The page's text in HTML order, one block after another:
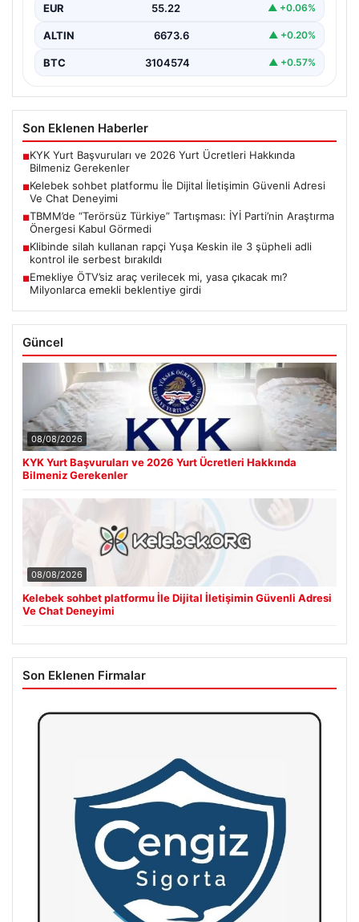
EUR 55.22 ▲ +0.06%
ALTIN 6673.6 ▲ +0.20%
BTC 3104574 ▲ +0.57%
Son Eklenen Haberler
■KYK Yurt Başvuruları ve 2026 Yurt Ücretleri Hakkında
Bilmeniz Gerekenler
■Kelebek sohbet platformu İle Dijital İletişimin Güvenli Adresi
Ve Chat Deneyimi
■TBMM’de “Terörsüz Türkiye” Tartışması: İYİ Parti’nin Araştırma
Önergesi Kabul Görmedi
■Klibinde silah kullanan rapçi Yuşa Keskin ile 3 şüpheli adli
kontrol ile serbest bırakıldı
■Emekliye ÖTV’siz araç verilecek mi, yasa çıkacak mı?
Milyonlarca emekli beklentiye girdi
Güncel
08/08/2026
KYK Yurt Başvuruları ve 2026 Yurt Ücretleri Hakkında
Bilmeniz Gerekenler
08/08/2026
Kelebek sohbet platformu İle Dijital İletişimin Güvenli Adresi
Ve Chat Deneyimi
Son Eklenen Firmalar